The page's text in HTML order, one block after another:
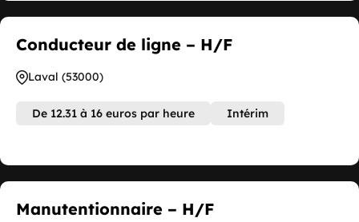
Conducteur de ligne – H/F
Laval (53000)
De 12.31 à 16 euros par heure Intérim
Manutentionnaire – H/F